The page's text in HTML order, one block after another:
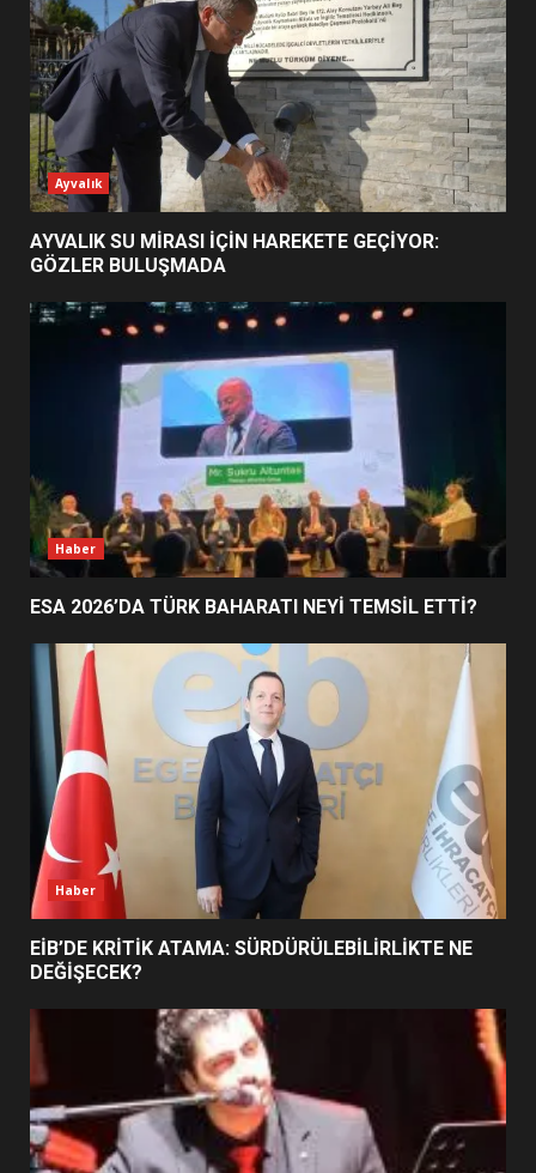
1
AYVALIK SU MİRASI İÇİN
HAREKETE GEÇİYOR: GÖZLER
BULUŞMADA
2
ESA 2026’DA TÜRK BAHARATI
NEYİ TEMSİL ETTİ?
EİB’DE KRİTİK ATAMA:
SÜRDÜRÜLEBİLİRLİKTE NE
DEĞİŞECEK?
4
EDREMİT’İN GURURU TÜRKİYE
FİNALİNDE NE BAŞARDI?
5
UZATILDI: NE DEĞİŞTİ?
6
BURHANİYE SATRANÇ
TURNUVASI KAYITLARI NEYİ
DEĞİŞTİRİYOR?
BURHANİYE BELEDİYESPOR’DA
YENİ YÖNETİM NASIL
Ayvalık
AYVALIK SU MİRASI İÇİN HAREKETE GEÇİYOR:
GÖZLER BULUŞMADA
Haber
ESA 2026’DA TÜRK BAHARATI NEYİ TEMSİL ETTİ?
Haber
EİB’DE KRİTİK ATAMA: SÜRDÜRÜLEBİLİRLİKTE NE
DEĞİŞECEK?